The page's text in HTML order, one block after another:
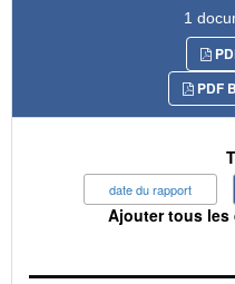
1
PDF
date du rapport
Ajouter tous les